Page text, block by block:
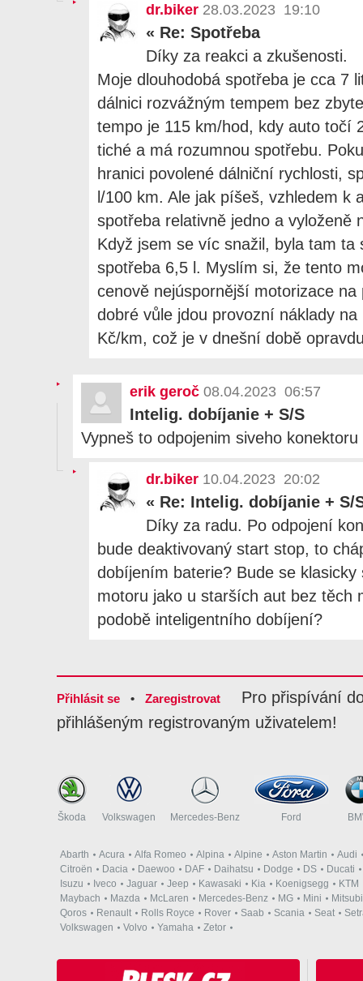
dr.biker 28.03.2023 19:10
« Re: Spotřeba
Díky za reakci a zkušenosti.
Moje dlouhodobá spotřeba je cca 7
dálnici rozvážným tempem bez
tempo je 115 km/hod, kdy auto točí
tiché a má rozumnou spotřebu.
hranici povolené dálniční rychlosti,
l/100 km. Ale jak píšeš, vzhledem k
spotřeba relativně jedno a vyloženě
Když jsem se víc snažil, byla tam ta
spotřeba 6,5 l. Myslím si, že tento
cenově nejúspornější motorizace
dobré vůle jdou provozní náklady
Kč/km, což je v dnešní době
erik geroč 08.04.2023 06:57
Intelig. dobíjanie + S/S
Vypneš to odpojenim siveho
dr.biker 10.04.2023 20:02
« Re: Intelig. dobíjanie + S/
Díky za radu. Po odpojení
bude deaktivovaný start stop, to
dobíjením baterie? Bude se
motoru jako u starších aut bez těch
podobě inteligentního dobíjení?
Přihlásit se • Zaregistrovat
Pro přispívání
přihlášeným registrovaným uživatelem!
Škoda Volkswagen Mercedes-Benz Ford
Abarth Acura Alfa Romeo Alpina Alpine Aston Martin
Audi
Citroën
Dacia Daewoo DAF Daihatsu Dodge DS
Ducati
Isuzu
Iveco Jaguar Jeep Kawasaki Kia Koenigsegg
KTM
Maybach
Mazda McLaren Mercedes-Benz MG Mini
Qoros
Renault Rolls Royce Rover Saab Scania Seat
Volkswagen
Volvo Yamaha Zetor